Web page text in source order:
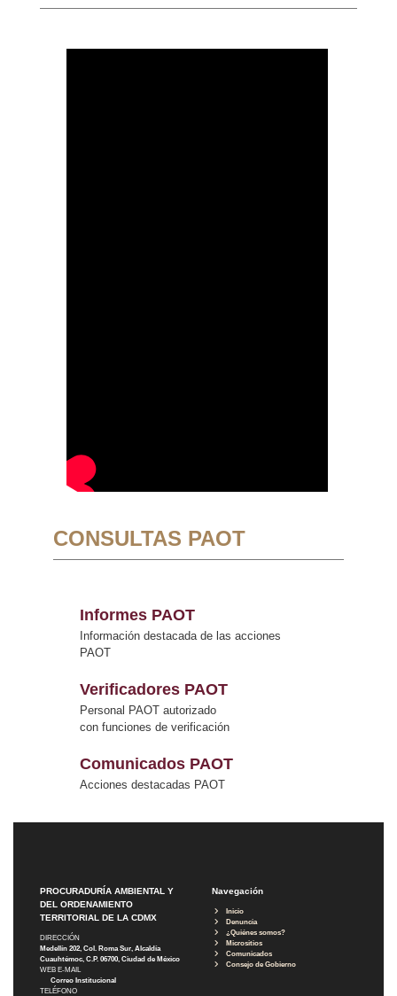
CONSULTAS PAOT
Informes PAOT
Información destacada de las acciones
PAOT
Verificadores PAOT
Personal PAOT autorizado
con funciones de verificación
Comunicados PAOT
Acciones destacadas PAOT
PROCURADURÍA AMBIENTAL Y
DEL ORDENAMIENTO
TERRITORIAL DE LA CDMX
DIRECCIÓN
Medellín 202, Col. Roma Sur, Alcaldía
Cuauhtémoc, C.P. 06700, Ciudad de México
WEB E-MAIL
Correo Institucional
TELÉFONO
Navegación
Inicio
Denuncia
¿Quiénes somos?
Micrositios
Comunicados
Consejo de Gobierno